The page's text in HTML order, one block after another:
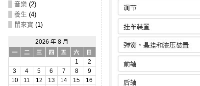
音樂 (2)
養生 (4)
鼠來寶 (1)
2026 年 8 月
一
二 三 四 五 六
日
1
2
3
4 5 6 7 8
9
10
11 12 13 14 15
16